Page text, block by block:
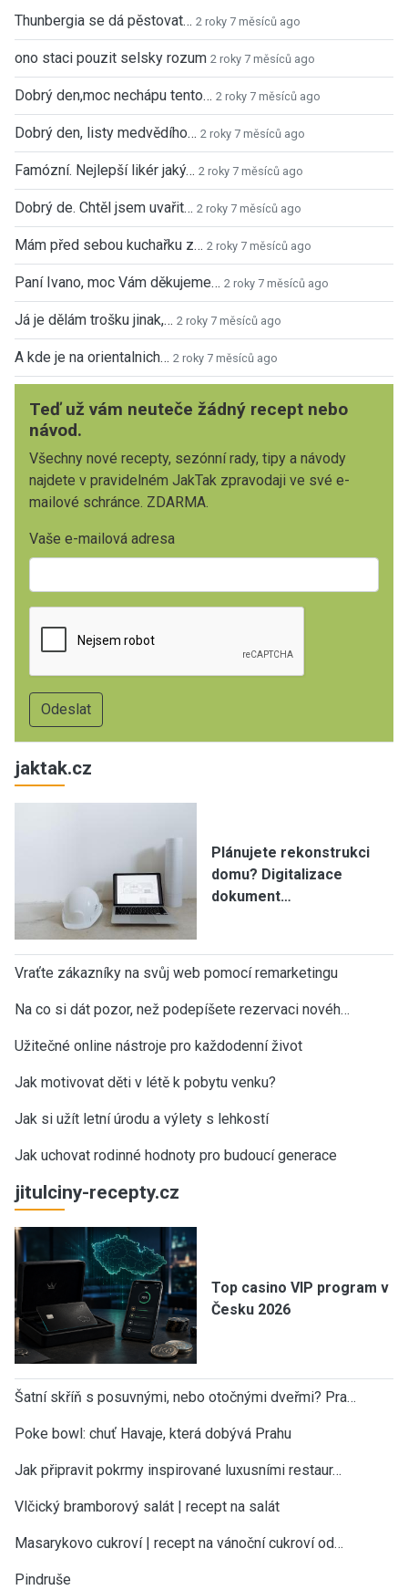
Thunbergia se dá pěstovat… 2 roky 7 měsíců ago
ono staci pouzit selsky rozum 2 roky 7 měsíců ago
Dobrý den,moc nechápu tento… 2 roky 7 měsíců ago
Dobrý den, listy medvědího… 2 roky 7 měsíců ago
Famózní. Nejlepší likér jaký… 2 roky 7 měsíců ago
Dobrý de. Chtěl jsem uvařit… 2 roky 7 měsíců ago
Mám před sebou kuchařku z… 2 roky 7 měsíců ago
Paní Ivano, moc Vám děkujeme… 2 roky 7 měsíců ago
Já je dělám trošku jinak,… 2 roky 7 měsíců ago
A kde je na orientalnich… 2 roky 7 měsíců ago
Teď už vám neuteče žádný recept nebo
návod.
Všechny nové recepty, sezónní rady, tipy a návody
najdete v pravidelném JakTak zpravodaji ve své e-
mailové schránce. ZDARMA.
Vaše e-mailová adresa
jaktak.cz
Plánujete rekonstrukci
domu? Digitalizace
dokument…
Vraťte zákazníky na svůj web pomocí remarketingu
Na co si dát pozor, než podepíšete rezervaci novéh…
Užitečné online nástroje pro každodenní život
Jak motivovat děti v létě k pobytu venku?
Jak si užít letní úrodu a výlety s lehkostí
Jak uchovat rodinné hodnoty pro budoucí generace
jitulciny-recepty.cz
Top casino VIP program v
Česku 2026
Šatní skříň s posuvnými, nebo otočnými dveřmi? Pra…
Poke bowl: chuť Havaje, která dobývá Prahu
Jak připravit pokrmy inspirované luxusními restaur…
Vlčický bramborový salát | recept na salát
Masarykovo cukroví | recept na vánoční cukroví od…
Pindruše